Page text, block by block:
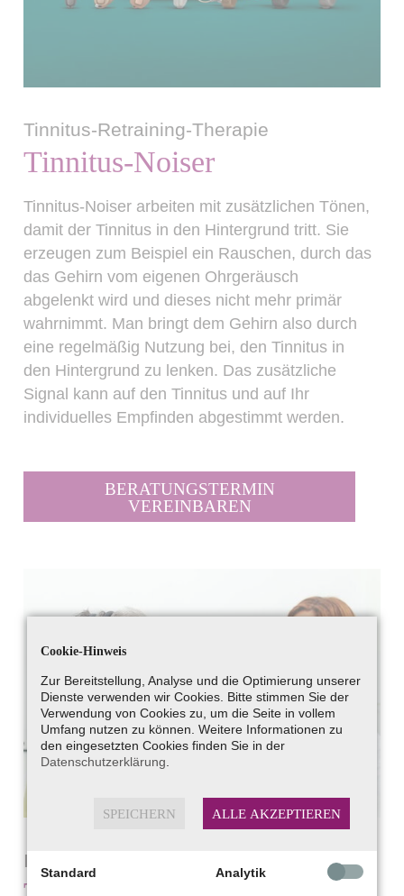
Tinnitus-Retraining-Therapie
Tinnitus-Noiser
Tinnitus-Noiser arbeiten mit zusätzlichen Tönen,
damit der Tinnitus in den Hintergrund tritt. Sie
erzeugen zum Beispiel ein Rauschen, durch das
das Gehirn vom eigenen Ohrgeräusch
abgelenkt wird und dieses nicht mehr primär
wahrnimmt. Man bringt dem Gehirn also durch
eine regelmäßig Nutzung bei, den Tinnitus in
den Hintergrund zu lenken. Das zusätzliche
Signal kann auf den Tinnitus und auf Ihr
individuelles Empfinden abgestimmt werden.
BERATUNGSTERMIN
VEREINBAREN
Individuelle Beratung bei Tinnitus
Cookie-Hinweis
Zur Bereitstellung, Analyse und die Optimierung unserer
Dienste verwenden wir Cookies. Bitte stimmen Sie der
Verwendung von Cookies zu, um die Seite in vollem
Umfang nutzen zu können. Weitere Informationen zu
den eingesetzten Cookies finden Sie in der
Datenschutzerklärung
SPEICHERN ALLE AKZEPTIEREN
Standard Analytik